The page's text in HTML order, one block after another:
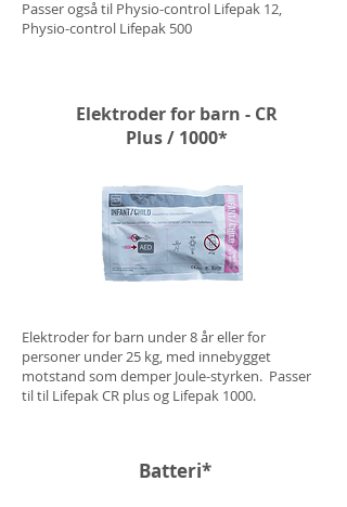
Passer også til Physio-control Lifepak 12,
Physio-control Lifepak 500
Elektroder for barn - CR
Plus / 1000*
Elektroder for barn under 8 år eller for
personer under 25 kg, med innebygget
motstand som demper Joule-styrken. Passer
til til Lifepak CR plus og Lifepak 1000.
Batteri*